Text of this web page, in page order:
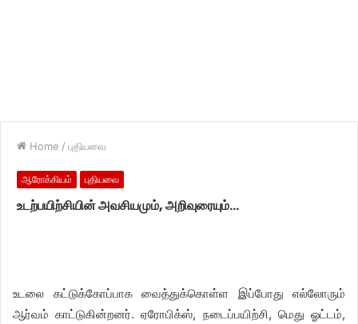
Home / புதியவை
ஆரோக்கியம் புதியவை
உடற்பயிற்சியின் அவசியமும், அறிவுரையும்…
உடலை கட்டுக்கோப்பாக வைத்துக்கொள்ள இப்போது எல்லோரும்
ஆர்வம் காட்டுகின்றனர். ஏரோபிக்ஸ், நடைப்பயிற்சி, மெது ஓட்டம்,